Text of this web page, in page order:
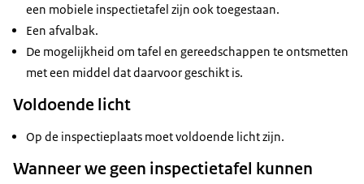
een mobiele inspectietafel zijn ook toegestaan.
Een afvalbak.
De mogelijkheid om tafel en gereedschappen te ontsmetten
met een middel dat daarvoor geschikt is.
Voldoende licht
Op de inspectieplaats moet voldoende licht zijn.
Wanneer we geen inspectietafel kunnen